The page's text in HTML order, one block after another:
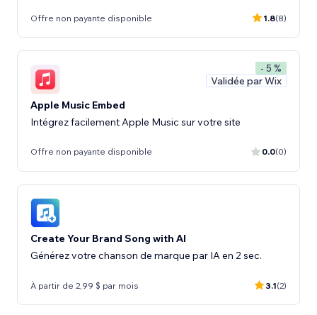
Offre non payante disponible 1.8(8)
- 5 %
Validée par Wix
Apple Music Embed
Intégrez facilement Apple Music sur votre site
Offre non payante disponible 0.0(0)
Create Your Brand Song with AI
Générez votre chanson de marque par IA en 2 sec.
À partir de 2,99 $ par mois 3.1(2)